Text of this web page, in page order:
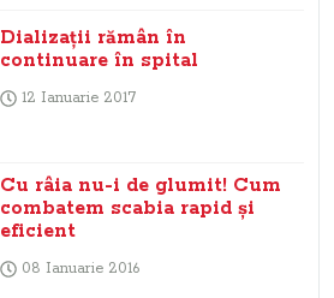
Dializaţii rămân în
continuare în spital
12 Ianuarie 2017
Cu râia nu-i de glumit! Cum
combatem scabia rapid şi
eficient
08 Ianuarie 2016